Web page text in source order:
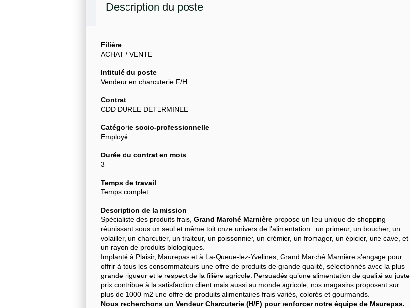
Description du poste
Filière
ACHAT / VENTE
Intitulé du poste
Vendeur en charcuterie F/H
Contrat
CDD DUREE DETERMINEE
Catégorie socio-professionnelle
Employé
Durée du contrat en mois
3
Temps de travail
Temps complet
Description de la mission
Spécialiste des produits frais, Grand Marché Marnière propose un lieu unique de shopping
réunissant sous un seul et même toit onze univers de l’alimentation : un primeur, un boucher, un
volailler, un charcutier, un traiteur, un poissonnier, un crémier, un fromager, un épicier, une cave, et
un rayon de produits biologiques.
Implanté à Plaisir, Maurepas et à La-Queue-lez-Yvelines, Grand Marché Marnière s’engage pour
offrir à tous les consommateurs une offre de produits de grande qualité, sélectionnés avec la plus
grande rigueur et le respect de la filière agricole. Persuadés qu’une alimentation de qualité au juste
prix contribue à la satisfaction client mais aussi au monde agricole, nos magasins proposent sur
plus de 1000 m2 une offre de produits alimentaires frais variés, colorés et gourmands.
Nous recherchons un Vendeur Charcuterie (H/F) pour renforcer notre équipe de Maurepas.